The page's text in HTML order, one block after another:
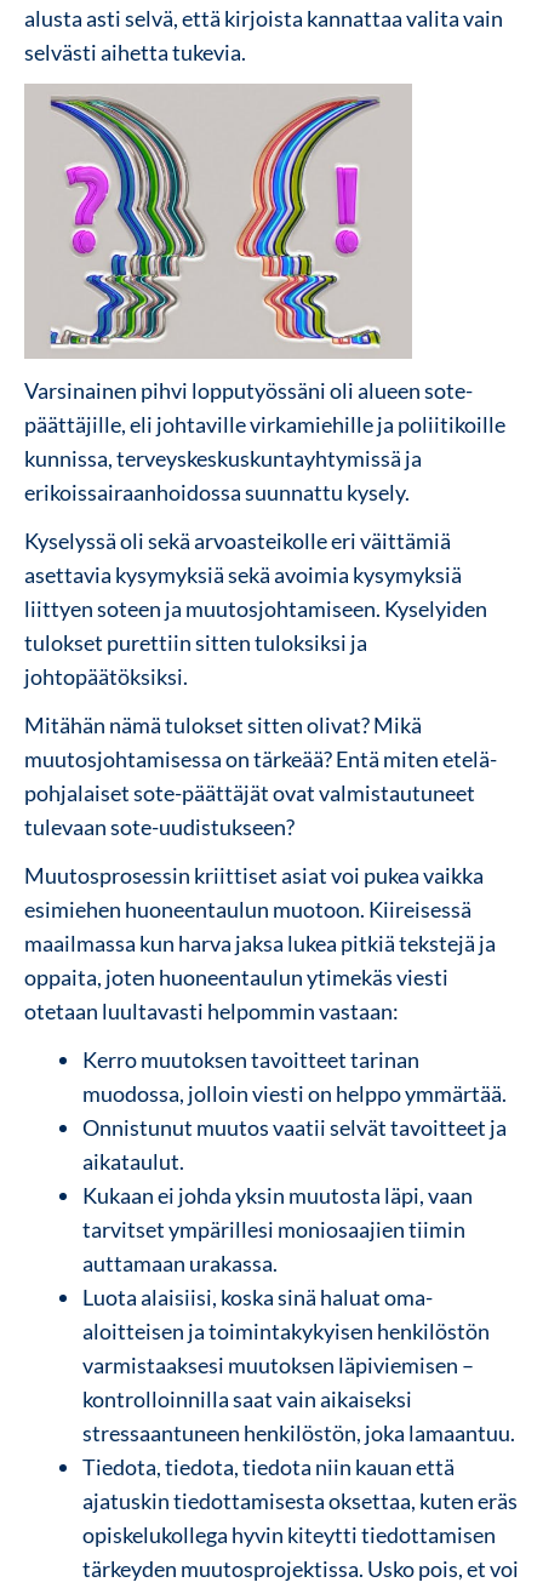
alusta asti selvä, että kirjoista kannattaa valita vain
selvästi aihetta tukevia.
Varsinainen pihvi lopputyössäni oli alueen sote-
päättäjille, eli johtaville virkamiehille ja poliitikoille
kunnissa, terveyskeskuskuntayhtymissä ja
erikoissairaanhoidossa suunnattu kysely.
Kyselyssä oli sekä arvoasteikolle eri väittämiä
asettavia kysymyksiä sekä avoimia kysymyksiä
liittyen soteen ja muutosjohtamiseen. Kyselyiden
tulokset purettiin sitten tuloksiksi ja
johtopäätöksiksi.
Mitähän nämä tulokset sitten olivat? Mikä
muutosjohtamisessa on tärkeää? Entä miten etelä-
pohjalaiset sote-päättäjät ovat valmistautuneet
tulevaan sote-uudistukseen?
Muutosprosessin kriittiset asiat voi pukea vaikka
esimiehen huoneentaulun muotoon. Kiireisessä
maailmassa kun harva jaksa lukea pitkiä tekstejä ja
oppaita, joten huoneentaulun ytimekäs viesti
otetaan luultavasti helpommin vastaan:
Kerro muutoksen tavoitteet tarinan
muodossa, jolloin viesti on helppo ymmärtää.
Onnistunut muutos vaatii selvät tavoitteet ja
aikataulut.
Kukaan ei johda yksin muutosta läpi, vaan
tarvitset ympärillesi moniosaajien tiimin
auttamaan urakassa.
Luota alaisiisi, koska sinä haluat oma-
aloitteisen ja toimintakykyisen henkilöstön
varmistaaksesi muutoksen läpiviemisen –
kontrolloinnilla saat vain aikaiseksi
stressaantuneen henkilöstön, joka lamaantuu.
Tiedota, tiedota, tiedota niin kauan että
ajatuskin tiedottamisesta oksettaa, kuten eräs
opiskelukollega hyvin kiteytti tiedottamisen
tärkeyden muutosprojektissa. Usko pois, et voi